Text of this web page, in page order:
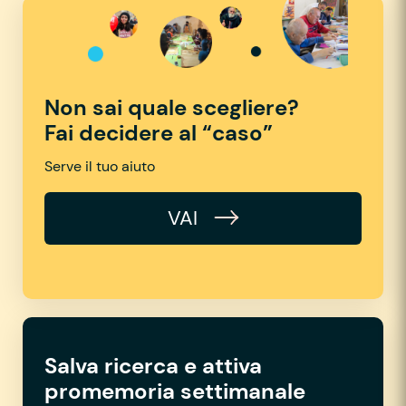
Non sai quale scegliere?
Fai decidere al “caso”
Serve il tuo aiuto
VAI
Salva ricerca e attiva
promemoria settimanale